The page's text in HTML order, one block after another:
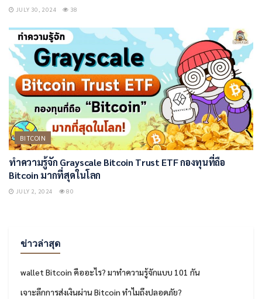
JULY 30, 2024 38
BITCOIN
ทำความรู้จัก Grayscale Bitcoin Trust ETF กองทุนที่ถือ
Bitcoin มากที่สุดในโลก
JULY 2, 2024 80
ข่าวล่าสุด
wallet Bitcoin คืออะไร? มาทำความรู้จักแบบ 101 กัน
เจาะลึกการส่งเงินผ่าน Bitcoin ทำไมถึงปลอดภัย?